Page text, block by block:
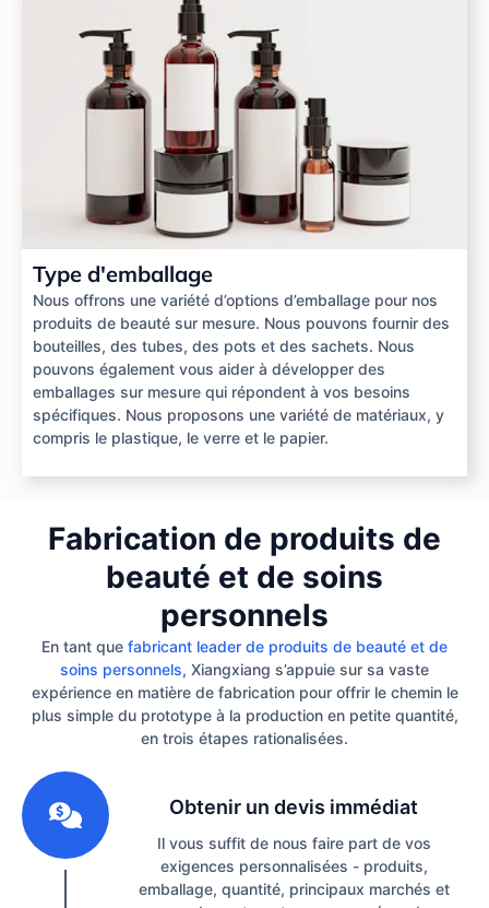
Type d'emballage
Nous offrons une variété d’options d’emballage pour nos
produits de beauté sur mesure. Nous pouvons fournir des
bouteilles, des tubes, des pots et des sachets. Nous
pouvons également vous aider à développer des
emballages sur mesure qui répondent à vos besoins
spécifiques. Nous proposons une variété de matériaux, y
compris le plastique, le verre et le papier.
Fabrication de produits de
beauté et de soins
personnels
En tant que fabricant leader de produits de beauté et de
soins personnels, Xiangxiang s’appuie sur sa vaste
expérience en matière de fabrication pour offrir le chemin le
plus simple du prototype à la production en petite quantité,
en trois étapes rationalisées.
Obtenir un devis immédiat
Il vous suffit de nous faire part de vos
exigences personnalisées - produits,
emballage, quantité, principaux marchés et